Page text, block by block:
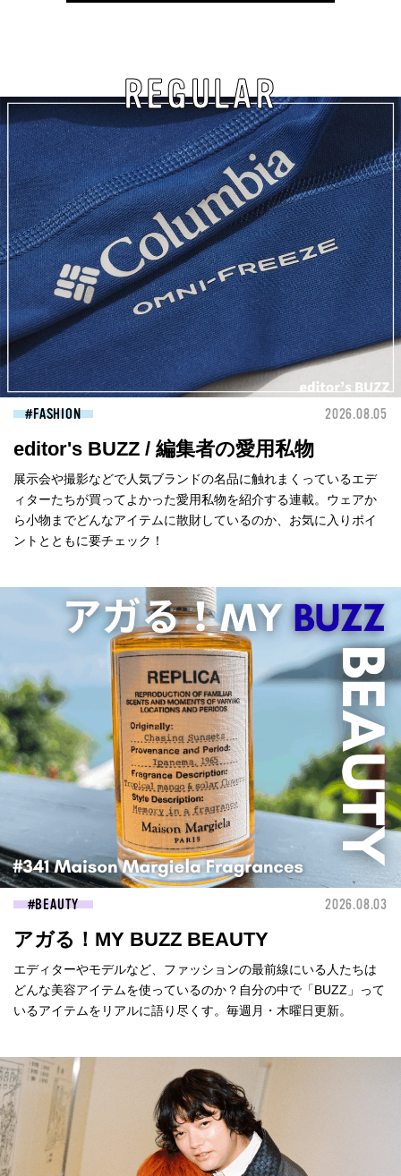
REGULAR
FASHION 2026.08.05
editor's BUZZ / 編集者の愛用私物
展示会や撮影などで人気ブランドの名品に触れまくっているエデ
ィターたちが買ってよかった愛用私物を紹介する連載。ウェアか
ら小物までどんなアイテムに散財しているのか、お気に入りポイ
ントとともに要チェック！
BEAUTY 2026.08.03
アガる！MY BUZZ BEAUTY
エディターやモデルなど、ファッションの最前線にいる人たちは
どんな美容アイテムを使っているのか？自分の中で「BUZZ」って
いるアイテムをリアルに語り尽くす。毎週月・木曜日更新。